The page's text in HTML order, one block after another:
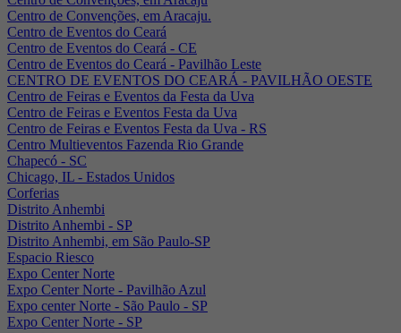
Centro de Convenções, em Aracaju.
Centro de Eventos do Ceará
Centro de Eventos do Ceará - CE
Centro de Eventos do Ceará - Pavilhão Leste
CENTRO DE EVENTOS DO CEARÁ - PAVILHÃO OESTE
Centro de Feiras e Eventos da Festa da Uva
Centro de Feiras e Eventos Festa da Uva
Centro de Feiras e Eventos Festa da Uva - RS
Centro Multieventos Fazenda Rio Grande
Chapecó - SC
Chicago, IL - Estados Unidos
Corferias
Distrito Anhembi
Distrito Anhembi - SP
Distrito Anhembi, em São Paulo-SP
Espacio Riesco
Expo Center Norte
Expo Center Norte - Pavilhão Azul
Expo center Norte - São Paulo - SP
Expo Center Norte - SP